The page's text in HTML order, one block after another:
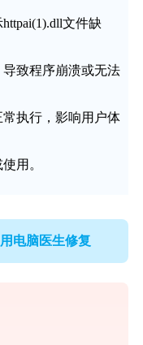
文件缺
致程序崩溃或无法
执行，影响用户体
用。
电脑医生修复